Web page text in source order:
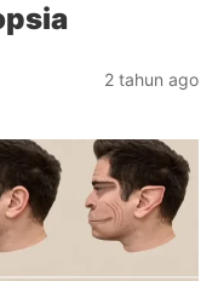
2 tahun ago